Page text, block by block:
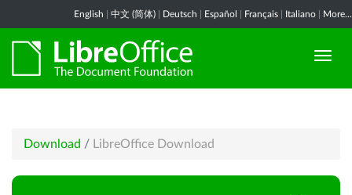
English 中文 (简体) Deutsch Español Français Italiano More...
Download / LibreOffice Download